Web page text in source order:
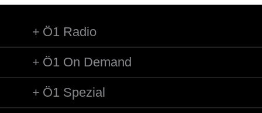
Ö1 Radio
Ö1 On Demand
Ö1 Spezial